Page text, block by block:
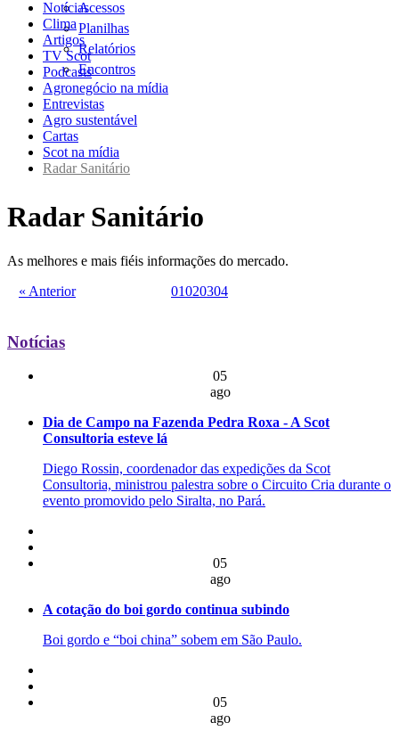
Acessos
Planilhas
Relatórios
Encontros
Notícias
Clima
Artigos
TV Scot
Podcasts
Agronegócio na mídia
Entrevistas
Agro sustentável
Cartas
Scot na mídia
Radar Sanitário
Radar Sanitário
As melhores e mais fiéis informações do mercado.
« Anterior
01020304
Notícias
05
ago
Dia de Campo na Fazenda Pedra Roxa - A Scot
Consultoria esteve lá
Diego Rossin, coordenador das expedições da Scot
Consultoria, ministrou palestra sobre o Circuito Cria durante o
evento promovido pelo Siralta, no Pará.
05
ago
A cotação do boi gordo continua subindo
Boi gordo e “boi china” sobem em São Paulo.
05
ago